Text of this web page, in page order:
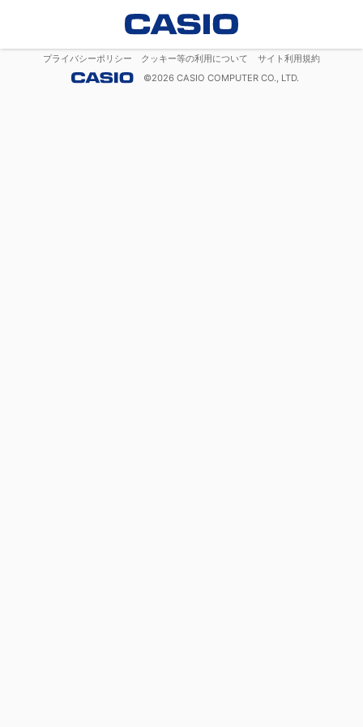
プライバシーポリシー クッキー等の利用について
サイト利用規約
©2026 CASIO COMPUTER CO., LTD.